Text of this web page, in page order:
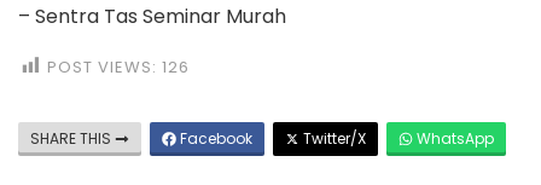
– Sentra Tas Seminar Murah
POST VIEWS: 126
SHARE THIS Facebook Twitter/X WhatsApp